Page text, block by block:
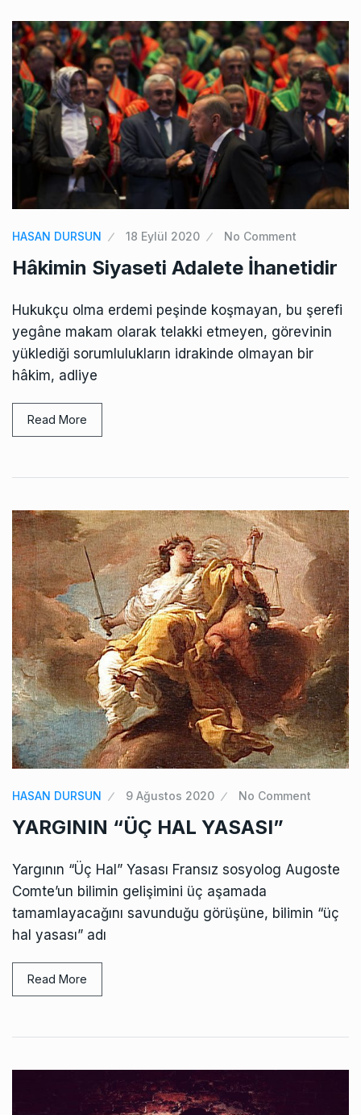
HASAN DURSUN 18 Eylül 2020 No Comment
Hâkimin Siyaseti Adalete İhanetidir
Hukukçu olma erdemi peşinde koşmayan, bu şerefi
yegâne makam olarak telakki etmeyen, görevinin
yüklediği sorumlulukların idrakinde olmayan bir
hâkim, adliye
Read More
HASAN DURSUN 9 Ağustos 2020 No Comment
YARGININ “ÜÇ HAL YASASI”
Yargının “Üç Hal” Yasası Fransız sosyolog Augoste
Comte’un bilimin gelişimini üç aşamada
tamamlayacağını savunduğu görüşüne, bilimin “üç
hal yasası” adı
Read More